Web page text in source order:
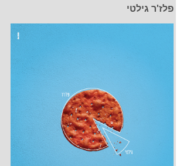
פלז'ר גילטי